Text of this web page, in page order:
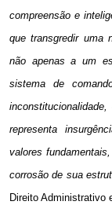
compreensão e
que transgredir uma
não apenas a um
sistema de
representa
valores
corrosão de sua
Direito Administrativo